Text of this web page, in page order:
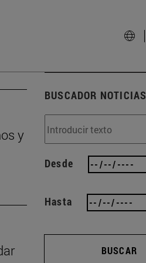
y
BUSCADOR NOTICIAS
Desde
Hasta
BUSCAR